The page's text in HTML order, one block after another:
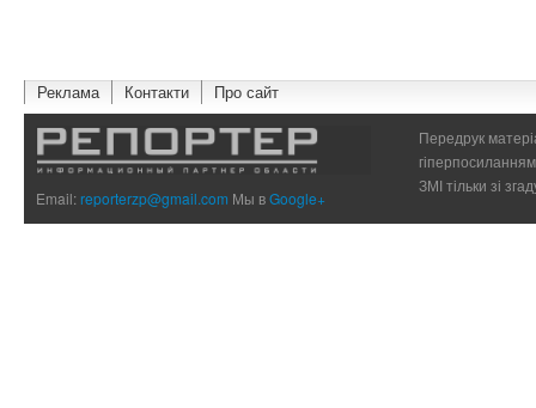
Реклама Контакти Про сайт
Email:reporterzp@gmail.com Мы вGoogle+
Передрук
ЗМІ тільки зі